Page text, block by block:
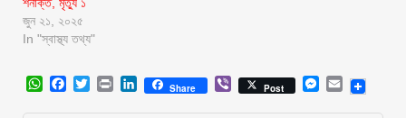
জুন ২১, ২০২৫
In "স্বাস্থ্য তথ্য"
WhatsApp
Facebook
Twitter
Print LinkedIn
Share ViberPost Messenger
Email